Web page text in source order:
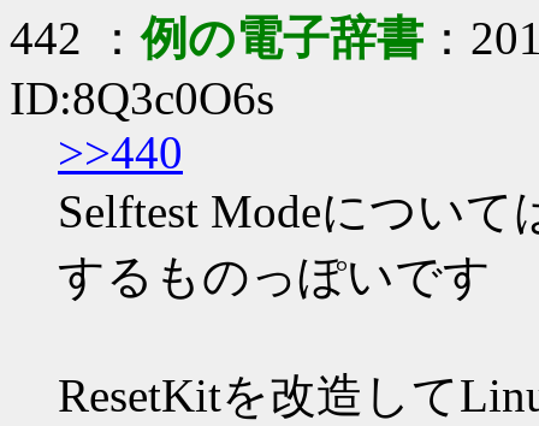
442 ：例の電子辞書 ：
ID:8Q3c0O6s
>>440
Selftest Modeについ
するものっぽいです
ResetKitを改造して